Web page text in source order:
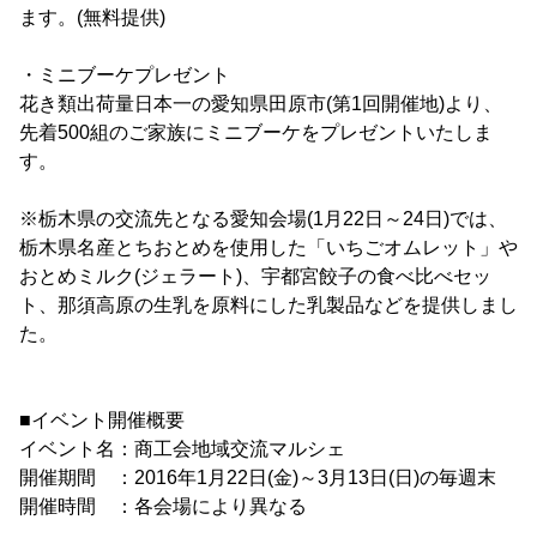
ます。(無料提供)
・ミニブーケプレゼント
花き類出荷量日本一の愛知県田原市(第1回開催地)より、
先着500組のご家族にミニブーケをプレゼントいたしま
す。
※栃木県の交流先となる愛知会場(1月22日～24日)では、
栃木県名産とちおとめを使用した「いちごオムレット」や
おとめミルク(ジェラート)、宇都宮餃子の食べ比べセッ
ト、那須高原の生乳を原料にした乳製品などを提供しまし
た。
■イベント開催概要
イベント名：商工会地域交流マルシェ
開催期間 ：2016年1月22日(金)～3月13日(日)の毎週末
開催時間 ：各会場により異なる